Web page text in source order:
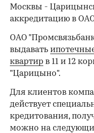
Москвы -
аккредитацию в
ОАО
выдавать
квартир в 11 и 12
"Царицыно".
Для клиентов
действует
кредитования,
можно на